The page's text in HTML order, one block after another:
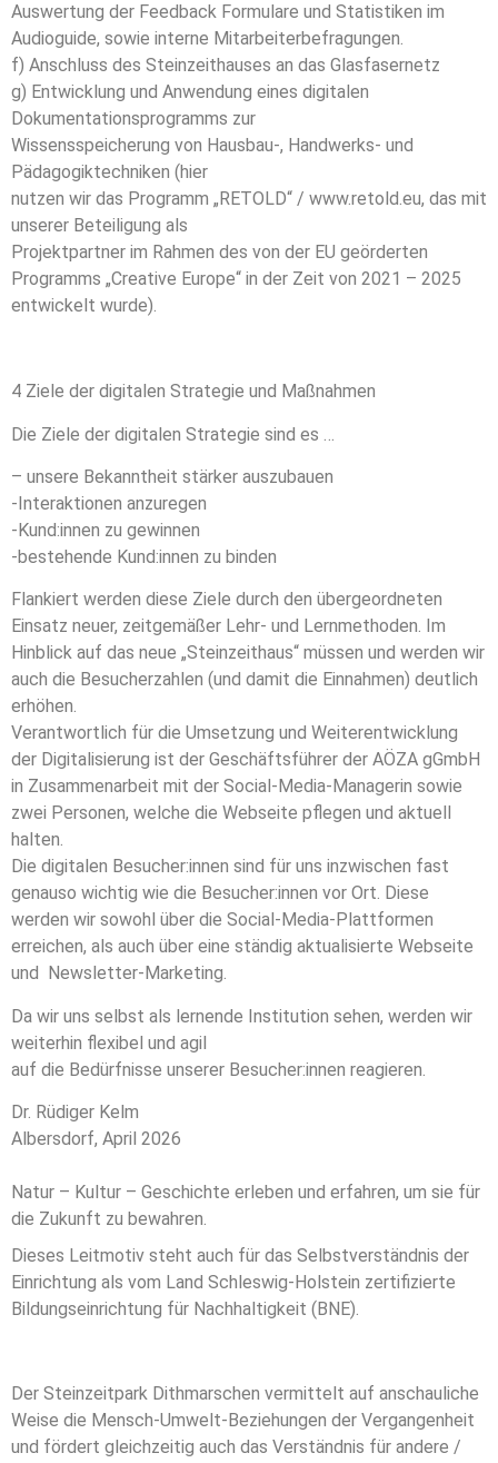
Auswertung der Feedback Formulare und Statistiken im
Audioguide, sowie interne Mitarbeiterbefragungen.
f) Anschluss des Steinzeithauses an das Glasfasernetz
g) Entwicklung und Anwendung eines digitalen
Dokumentationsprogramms zur
Wissensspeicherung von Hausbau-, Handwerks- und
Pädagogiktechniken (hier
nutzen wir das Programm „RETOLD“ / www.retold.eu, das mit
unserer Beteiligung als
Projektpartner im Rahmen des von der EU geörderten
Programms „Creative Europe“ in der Zeit von 2021 – 2025
entwickelt wurde).
4 Ziele der digitalen Strategie und Maßnahmen
Die Ziele der digitalen Strategie sind es …
– unsere Bekanntheit stärker auszubauen
-Interaktionen anzuregen
-Kund:innen zu gewinnen
-bestehende Kund:innen zu binden
Flankiert werden diese Ziele durch den übergeordneten
Einsatz neuer, zeitgemäßer Lehr- und Lernmethoden. Im
Hinblick auf das neue „Steinzeithaus“ müssen und werden wir
auch die Besucherzahlen (und damit die Einnahmen) deutlich
erhöhen.
Verantwortlich für die Umsetzung und Weiterentwicklung
der Digitalisierung ist der Geschäftsführer der AÖZA gGmbH
in Zusammenarbeit mit der Social-Media-Managerin sowie
zwei Personen, welche die Webseite pflegen und aktuell
halten.
Die digitalen Besucher:innen sind für uns inzwischen fast
genauso wichtig wie die Besucher:innen vor Ort. Diese
werden wir sowohl über die Social-Media-Plattformen
erreichen, als auch über eine ständig aktualisierte Webseite
und Newsletter-Marketing.
Da wir uns selbst als lernende Institution sehen, werden wir
weiterhin flexibel und agil
auf die Bedürfnisse unserer Besucher:innen reagieren.
Dr. Rüdiger Kelm
Albersdorf, April 2026
Natur – Kultur – Geschichte erleben und erfahren, um sie für
die Zukunft zu bewahren.
Dieses Leitmotiv steht auch für das Selbstverständnis der
Einrichtung als vom Land Schleswig-Holstein zertifizierte
Bildungseinrichtung für Nachhaltigkeit (BNE).
Der Steinzeitpark Dithmarschen vermittelt auf anschauliche
Weise die Mensch-Umwelt-Beziehungen der Vergangenheit
und fördert gleichzeitig auch das Verständnis für andere /